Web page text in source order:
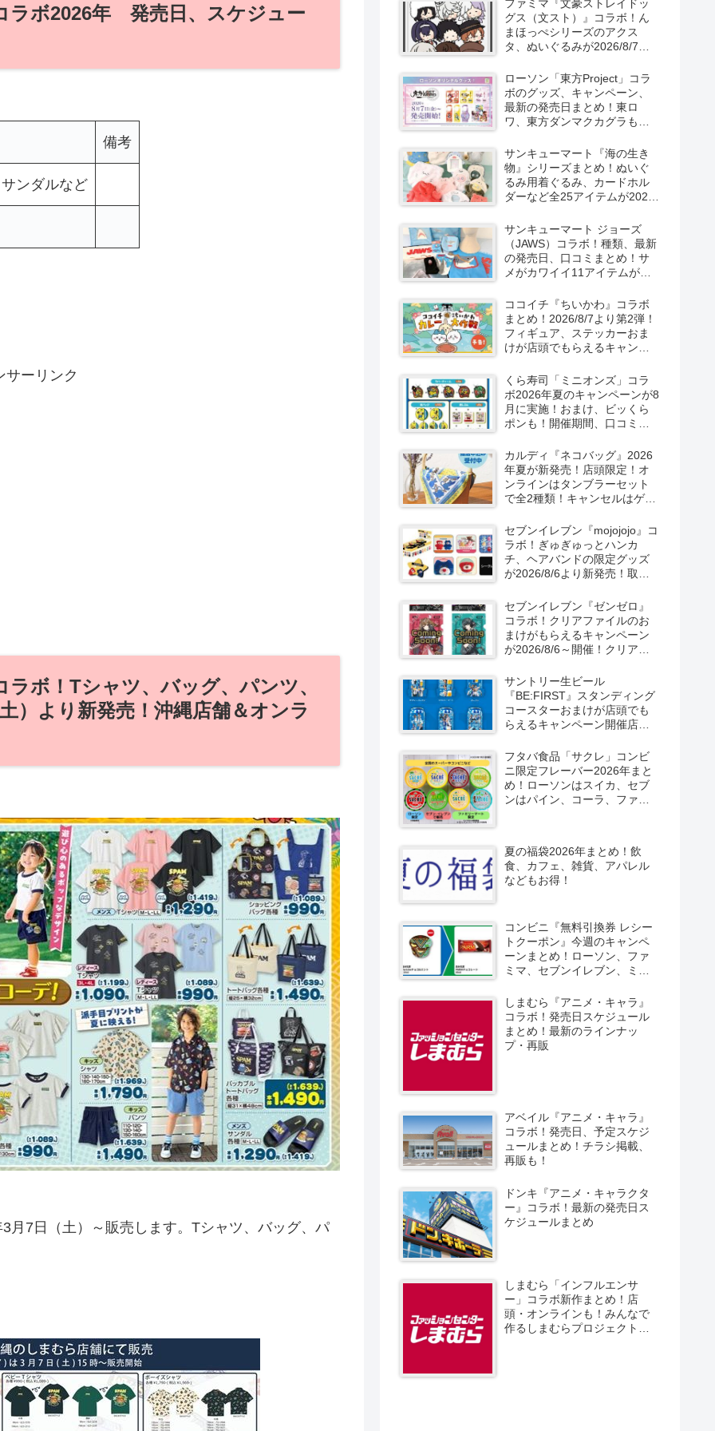
ラボ2026年 発売日、スケジュー
備考
ンダルなど
サーリンク
ボ！Tシャツ、バッグ、パンツ、
）より新発売！沖縄店舗＆オンラ
月7日（土）～販売します。Tシャツ、バッグ、パ
新発売！
ファミマ『文豪ストレイドッ
グス（文スト）』コラボ！ん
まほっぺシリーズのアクス
タ、ぬいぐるみが2026/8/7～
ローソン「東方Project」コラ
ボのグッズ、キャンペーン、
最新の発売日まとめ！東ロ
ワ、東方ダンマクカグラも！
LostWordのプラモ風アクキ
ー、カラビナ、クリアファイ
ルが2026/8/7より新発売！
サンキューマート『海の生き
物』シリーズまとめ！ぬいぐ
るみ用着ぐるみ、カードホル
ダーなど全25アイテムが2026
コミ！
サンキューマート ジョーズ
（JAWS）コラボ！種類、最新
の発売日、口コミまとめ！サ
メがカワイイ11アイテムが
ココイチ『ちいかわ』コラボ
まとめ！2026/8/7より第2弾！
フィギュア、ステッカーおま
けが店頭でもらえるキャンペ
る！
くら寿司「ミニオンズ」コラ
ボ2026年夏のキャンペーンが8
月に実施！おまけ、ビッくら
ポンも！開催期間、口コミ、
カルディ『ネコバッグ』2026
年夏が新発売！店頭限定！オ
ンラインはタンブラーセット
で全2種類！キャンセルはゲリ
セブンイレブン『mojojojo』コ
ラボ！ぎゅぎゅっとハンカ
チ、ヘアバンドの限定グッズ
が2026/8/6より新発売！取扱
セブンイレブン『ゼンゼロ』
コラボ！クリアファイルのお
まけがもらえるキャンペーン
が2026/8/6～開催！クリアカ
売！
サントリー生ビール
『BE:FIRST』スタンディング
コースターおまけが店頭でも
らえるキャンペーン開催店は
定で6種類！見分け方！セブ
ン、ファミマ、ローソン、デ
イリーヤマザキ、ミニストッ
プなどで！クーラーバッグ
フタバ食品「サクレ」コンビ
ニ限定フレーバー2026年まと
め！ローソンはスイカ、セブ
ンはパイン、コーラ、ファミ
夏の福袋2026年まとめ！飲
食、カフェ、雑貨、アパレル
などもお得！
コンビニ『無料引換券 レシー
トクーポン』今週のキャンペ
ーンまとめ！ローソン、ファ
ミマ、セブンイレブン、ミニ
しまむら『アニメ・キャラ』
コラボ！発売日スケジュール
まとめ！最新のラインナッ
プ・再販
アベイル『アニメ・キャラ』
コラボ！発売日、予定スケジ
ュールまとめ！チラシ掲載、
再販も！
ドンキ『アニメ・キャラクタ
ー』コラボ！最新の発売日ス
ケジュールまとめ
しまむら「インフルエンサ
ー」コラボ新作まとめ！店
頭・オンラインも！みんなで
作るしまむらプロジェクト！